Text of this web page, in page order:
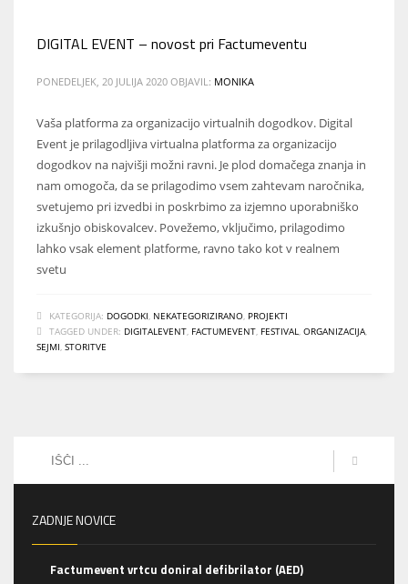
DIGITAL EVENT – novost pri Factumeventu
PONEDELJEK, 20 JULIJA 2020 OBJAVIL: MONIKA
Vaša platforma za organizacijo virtualnih dogodkov. Digital
Event je prilagodljiva virtualna platforma za organizacijo
dogodkov na najvišji možni ravni. Je plod domačega znanja in
nam omogoča, da se prilagodimo vsem zahtevam naročnika,
svetujemo pri izvedbi in poskrbimo za izjemno uporabniško
izkušnjo obiskovalcev. Povežemo, vključimo, prilagodimo
lahko vsak element platforme, ravno tako kot v realnem
svetu
KATEGORIJA: DOGODKI, NEKATEGORIZIRANO, PROJEKTI
TAGGED UNDER: DIGITALEVENT, FACTUMEVENT, FESTIVAL, ORGANIZACIJA,
SEJMI, STORITVE
ZADNJE NOVICE
Factumevent vrtcu doniral defibrilator (AED)